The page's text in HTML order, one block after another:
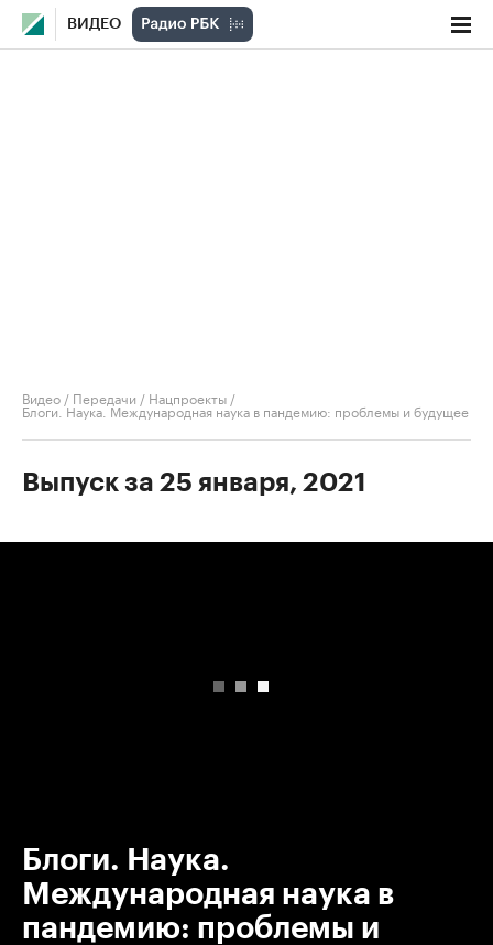
ВИДЕО
Видео / Передачи / Нацпроекты /
Блоги. Наука. Международная наука в пандемию: проблемы и будущее
Выпуск за 25 января, 2021
Блоги. Наука.
Международная наука в
пандемию: проблемы и